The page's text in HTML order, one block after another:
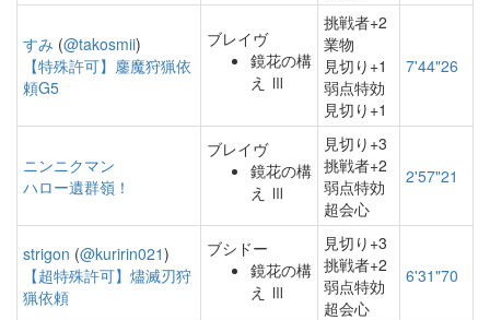
すみ (@takosmii)
【特殊許可】鏖魔狩猟依
頼G5
ブレイヴ
鏡花の構
え Ⅲ
挑戦者+2
業物
見切り+1
弱点特効
見切り+1
7'44"26
ニンニクマン
ハロー遺群嶺！
ブレイヴ
鏡花の構
え Ⅲ
見切り+3
挑戦者+2
弱点特効
超会心
2'57"21
strigon (@kuririn021)
【超特殊許可】燼滅刃狩
猟依頼
ブシドー
鏡花の構
え Ⅲ
見切り+3
挑戦者+2
弱点特効
超会心
6'31"70